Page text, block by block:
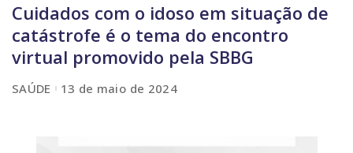
Cuidados com o idoso em situação de
catástrofe é o tema do encontro
virtual promovido pela SBBG
SAÚDE 13 de maio de 2024